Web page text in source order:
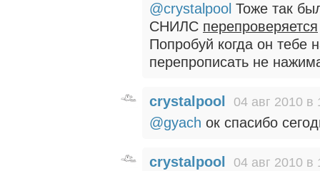
@crystalpool Тоже так
СНИЛС перепроверяется
Попробуй когда он тебе
перепрописать не
crystalpool 04 авг 2010 в
@gyach ок спасибо
crystalpool 04 авг 2010 в